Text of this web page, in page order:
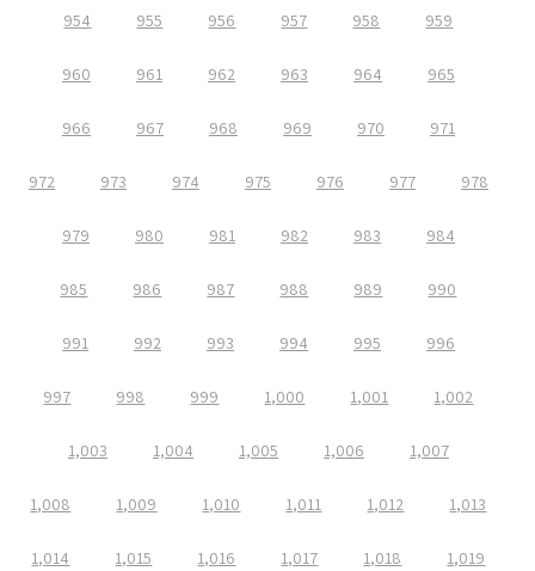
954 955 956 957 958 959
960 961 962 963 964 965
966 967 968 969 970 971
972 973 974 975 976 977 978
979 980 981 982 983 984
985 986 987 988 989 990
991 992 993 994 995 996
997 998 999 1,000 1,001 1,002
1,003 1,004 1,005 1,006 1,007
1,008 1,009 1,010 1,011 1,012 1,013
1,014 1,015 1,016 1,017 1,018 1,019